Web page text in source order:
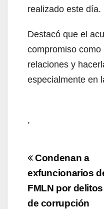
realizado este día.
Destacó que el
compromiso
relaciones y
especialmente en
,
de
entradas
Condenan a
exfuncionarios
FMLN por delitos
de corrupción